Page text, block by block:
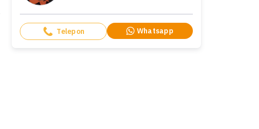
Telepon Whatsapp